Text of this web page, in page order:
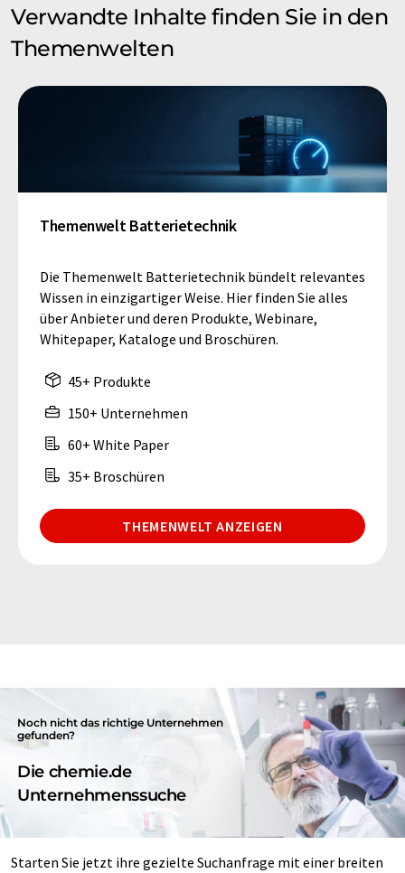
Verwandte Inhalte finden Sie in den
Themenwelten
Themenwelt Batterietechnik
Die Themenwelt Batterietechnik bündelt relevantes
Wissen in einzigartiger Weise. Hier finden Sie alles
über Anbieter und deren Produkte, Webinare,
Whitepaper, Kataloge und Broschüren.
45+ Produkte
150+ Unternehmen
60+ White Paper
35+ Broschüren
THEMENWELT ANZEIGEN
Noch nicht das richtige Unternehmen
gefunden?
Die chemie.de
Unternehmenssuche
Starten Sie jetzt ihre gezielte Suchanfrage mit einer breiten